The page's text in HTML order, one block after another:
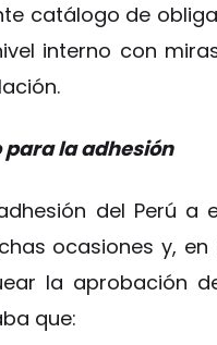
catálogo de
interno con
la adhesión
del Perú
ocasiones y,
la aprobación
que: